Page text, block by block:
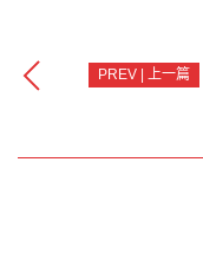
PREV | 上一篇